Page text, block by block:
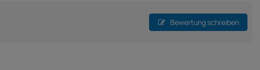
Bewertung schreiben